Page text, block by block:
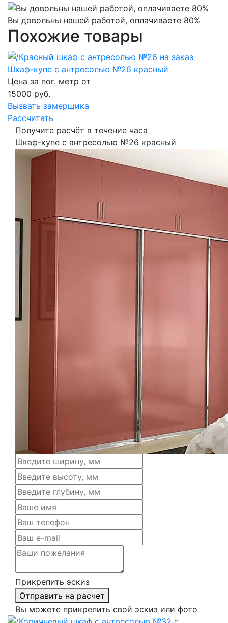
Вы довольны нашей работой, оплачиваете 80%
Похожие товары
Шкаф-купе с антресолью №26 красный
Цена за пог. метр от
15000 руб.
Вызвать замерщика
Рассчитать
Получите расчёт в течение часа
Шкаф-купе с антресолью №26 красный
Прикрепить эскиз
Отправить на расчет
Вы можете прикрепить свой эскиз или фото